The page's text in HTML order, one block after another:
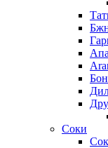
Соки